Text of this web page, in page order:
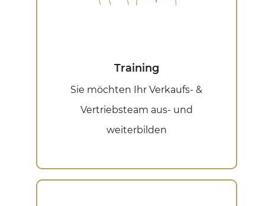
Training
Sie möchten Ihr Verkaufs- &
Vertriebsteam aus- und
weiterbilden